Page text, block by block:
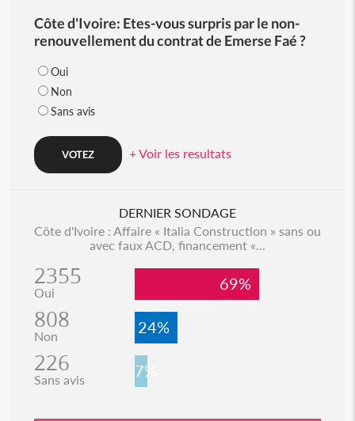
Côte d'Ivoire: Etes-vous surpris par le non-
renouvellement du contrat de Emerse Faé ?
Oui
Non
Sans avis
+ Voir les resultats
DERNIER SONDAGE
Côte d'Ivoire : Affaire « Italia Construction » sans ou
avec faux ACD, financement «...
2355
Oui 69%
808
Non 24%
226
Sans avis 7%